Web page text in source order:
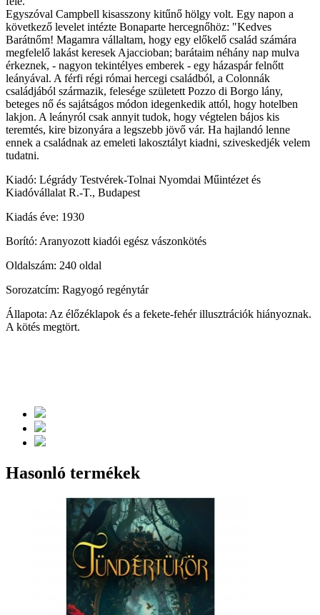
Egyszóval Campbell kisasszony kitűnő hölgy volt. Egy napon a
következő levelet intézte Bonaparte hercegnőhöz: "Kedves
Barátnőm! Magamra vállaltam, hogy egy előkelő család számára
megfelelő lakást keresek Ajaccioban; barátaim néhány nap mulva
érkeznek, - nagyon tekintélyes emberek - egy házaspár felnőtt
leányával. A férfi régi római hercegi családból, a Colonnák
családjából származik, felesége született Pozzo di Borgo lány,
beteges nő és sajátságos módon idegenkedik attól, hogy hotelben
lakjon. A leányról csak annyit tudok, hogy végtelen bájos kis
teremtés, kire bizonyára a legszebb jövő vár. Ha hajlandó lenne
ennek a családnak az emeleti lakosztályt kiadni, sziveskedjék velem
tudatni.
Kiadó: Légrády Testvérek-Tolnai Nyomdai Műintézet és
Kiadóvállalat R.-T., Budapest
Kiadás éve: 1930
Borító: Aranyozott kiadói egész vászonkötés
Oldalszám: 240 oldal
Sorozatcím: Ragyogó regénytár
Állapota: Az élőzéklapok és a fekete-fehér illusztrációk hiányoznak.
A kötés megtört.
Hasonló termékek